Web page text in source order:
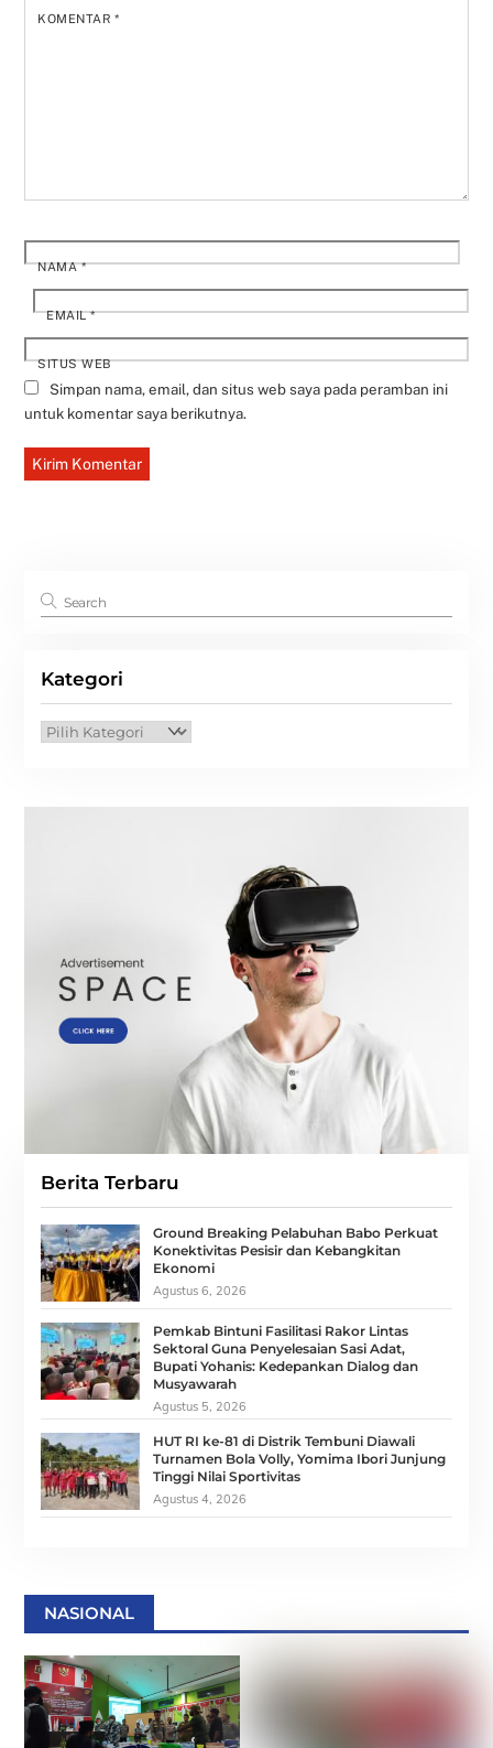
KOMENTAR*
NAMA*
EMAIL*
SITUS WEB
Simpan nama, email, dan situs web saya pada peramban ini
untuk komentar saya berikutnya.
Kategori
Kategori
Berita Terbaru
Ground Breaking Pelabuhan Babo Perkuat
Konektivitas Pesisir dan Kebangkitan
Ekonomi
Agustus 6, 2026
Pemkab Bintuni Fasilitasi Rakor Lintas
Sektoral Guna Penyelesaian Sasi Adat,
Bupati Yohanis: Kedepankan Dialog dan
Musyawarah
Agustus 5, 2026
HUT RI ke-81 di Distrik Tembuni Diawali
Turnamen Bola Volly, Yomima Ibori Junjung
Tinggi Nilai Sportivitas
Agustus 4, 2026
NASIONAL